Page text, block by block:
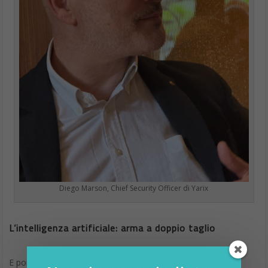
Diego Marson, Chief Security Officer di Yarix
L’intelligenza artificiale: arma a doppio taglio
E poi c’è lei, l’ospite inevitabile, l’elefante in ogni stanza IT: